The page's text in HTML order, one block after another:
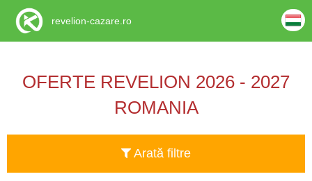
OFERTE REVELION 2026 - 2027
ROMANIA
Arată filtre
revelion-cazare.ro